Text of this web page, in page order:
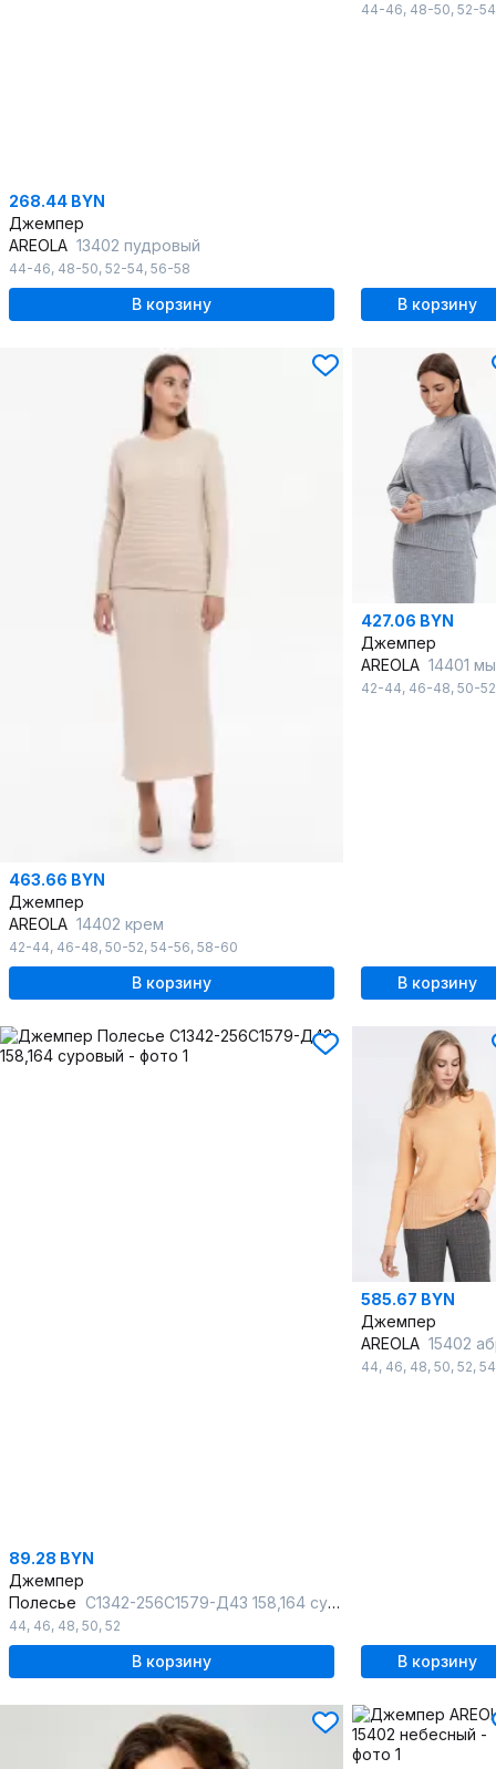
268.44 BYN
Джемпер
AREOLA 13402 пудровый
44-46, 48-50, 52-54, 56-58
В корзину
44-46, 48-50, 52-54
В корзину
463.66 BYN
Джемпер
AREOLA 14402 крем
42-44, 46-48, 50-52, 54-56, 58-60
В корзину
427.06 BYN
Джемпер
AREOLA 14401
42-44, 46-48, 50-52
В корзину
89.28 BYN
Джемпер
Полесье С1342-256С1579-Д43 158,164 суровый
44, 46, 48, 50, 52
В корзину
585.67 BYN
Джемпер
AREOLA 15402
44, 46, 48, 50, 52, 54
В корзину